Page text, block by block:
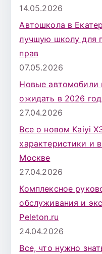
14.05.2026
Автошкола в
лучшую школу для
прав
07.05.2026
Новые автомобили
ожидать в 2026
27.04.2026
Все о новом Kaiyi
характеристики и
Москве
27.04.2026
Комплексное
обслуживания и
Peleton.ru
24.04.2026
Все, что нужно